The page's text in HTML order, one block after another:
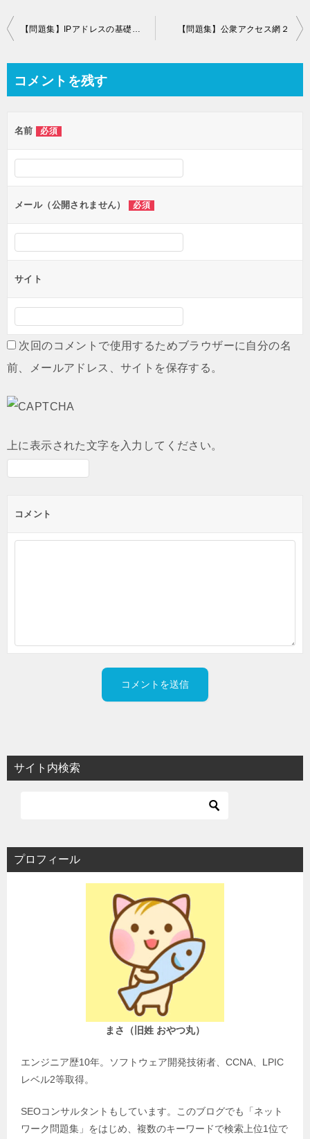
投
ビ
ー
シ
ョ
ン
【問題集】IPアドレスの基礎知識 【問題集】公衆アクセス網２
コメントを残す
名前 必須
メール（公開されません） 必須
サイト
次回のコメントで使用するためブラウザーに自分の名
前、メールアドレス、サイトを保存する。
上に表示された文字を入力してください。
コメント
サイト内検索
プロフィール
まさ（旧姓 おやつ丸）
エンジニア歴10年。ソフトウェア開発技術者、CCNA、LPIC
レベル2等取得。
SEOコンサルタントもしています。このブログでも「ネット
ワーク問題集」をはじめ、複数のキーワードで検索上位1位で